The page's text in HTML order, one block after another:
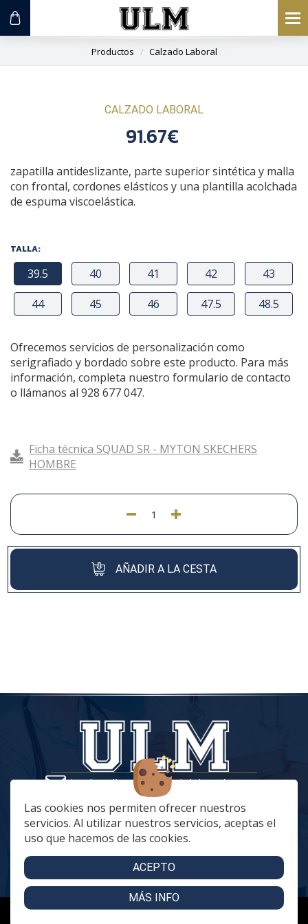
Las cookies nos permiten ofrecer nuestros
servicios. Al utilizar nuestros servicios, aceptas el
uso que hacemos de las cookies.
ACEPTO
MÁS INFO
Productos Calzado Laboral
CALZADO LABORAL
91.67€
zapatilla antideslizante, parte superior sintética y malla
con frontal, cordones elásticos y una plantilla acolchada
de espuma viscoelástica.
TALLA:
39.5 40 41 42
43
44
45 46 47.5 48.5
Ofrecemos servicios de personalización como
serigrafiado y bordado sobre este producto. Para más
información, completa nuestro formulario de contacto
o llámanos al 928 677 047.
Ficha técnica SQUAD SR - MYTON SKECHERS
HOMBRE
AÑADIR A LA CESTA
tiendaonline@vestuariolaboralmc.com
928 67 70 47
lunes a Jueves: 8:00 a 16:00 | viernes: 8:00 a 15:00
C. Betania, 57, 35018 Las Palmas de Gran Canaria
C. Archivero Joaquín Blanco Montesdeoca, 20